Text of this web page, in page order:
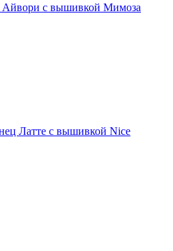
Айвори с вышивкой Мимоза
Латте с вышивкой Nice